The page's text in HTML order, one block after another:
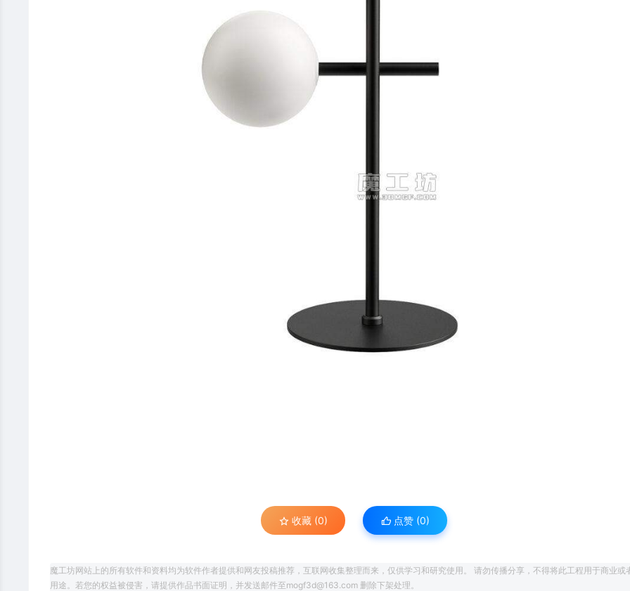
收藏 (0) 点赞 (0)
魔工坊网站上的所有软件和资料均为软件作者提供和网友投稿推荐，互联网收集整理而来，仅供学习和研究使用。 请勿传播分享，不得将此工程用于商业或
用途。若您的权益被侵害，请提供作品书面证明，并发送邮件至mogf3d@163.com 删除下架处理。